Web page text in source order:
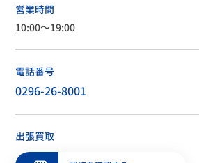
10:00～19:00
電話番号
0296-26-8001
出張買取